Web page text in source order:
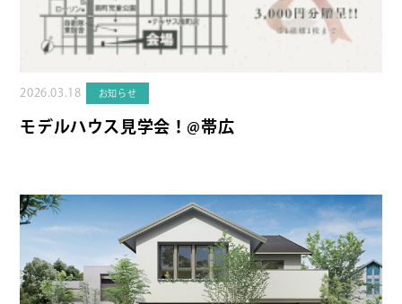
2026.03.18 お知らせ
モデルハウス見学会！@帯広